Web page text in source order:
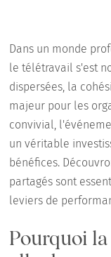
Dans un monde
le télétravail s'est
dispersées, la
majeur pour les
convivial,
un véritable
bénéfices.
partagés sont
leviers de
Pourquoi